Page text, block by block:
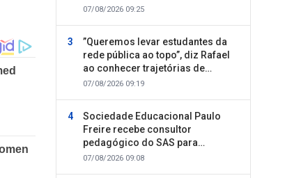
07/08/2026 09:25
”Queremos levar estudantes da
rede pública ao topo”, diz Rafael
ao conhecer trajetórias de
sucesso
07/08/2026 09:19
Sociedade Educacional Paulo
Freire recebe consultor
pedagógico do SAS para
planejamento do segundo
07/08/2026 09:08